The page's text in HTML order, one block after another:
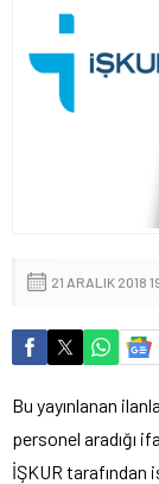
21 ARALIK 2018
Bu yayınlanan
personel aradığı
İŞKUR tarafından